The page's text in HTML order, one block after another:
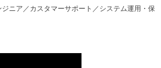
ジニア ／カスタマーサポート ／システム運用・保